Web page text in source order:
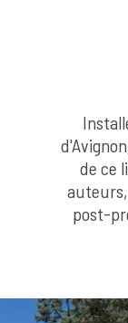
de ce
post-